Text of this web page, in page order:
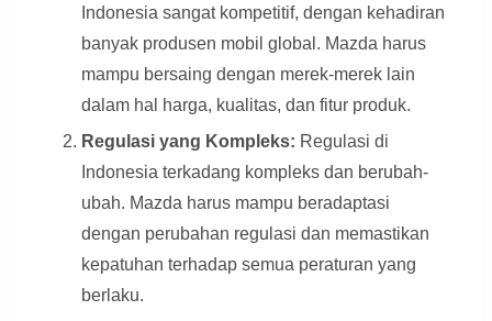
Indonesia sangat kompetitif, dengan kehadiran
banyak produsen mobil global. Mazda harus
mampu bersaing dengan merek-merek lain
dalam hal harga, kualitas, dan fitur produk.
Regulasi yang Kompleks: Regulasi di
Indonesia terkadang kompleks dan berubah-
ubah. Mazda harus mampu beradaptasi
dengan perubahan regulasi dan memastikan
kepatuhan terhadap semua peraturan yang
berlaku.